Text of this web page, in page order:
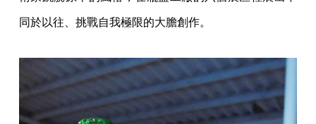
同於以往、挑戰自我極限的大膽創作。